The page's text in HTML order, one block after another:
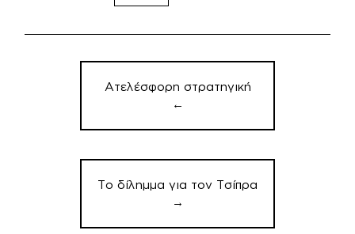
Πλοήγηση
άρθρωνΑτελέσφορη στρατηγική
←
Το δίλημμα για τον Τσίπρα
→